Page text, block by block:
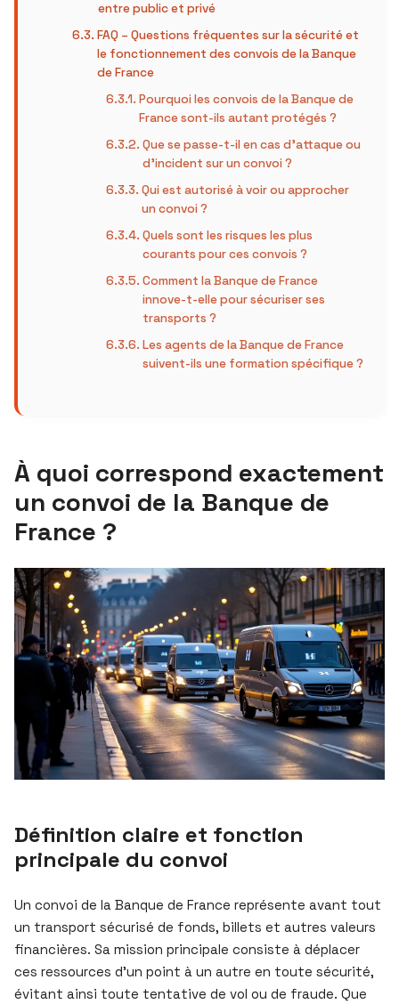
entre public et privé
FAQ – Questions fréquentes sur la sécurité et
le fonctionnement des convois de la Banque
de France
Pourquoi les convois de la Banque de
France sont-ils autant protégés ?
Que se passe-t-il en cas d’attaque ou
d’incident sur un convoi ?
Qui est autorisé à voir ou approcher
un convoi ?
Quels sont les risques les plus
courants pour ces convois ?
Comment la Banque de France
innove-t-elle pour sécuriser ses
transports ?
Les agents de la Banque de France
suivent-ils une formation spécifique ?
À quoi correspond exactement
un convoi de la Banque de
France ?
Définition claire et fonction
principale du convoi
Un convoi de la Banque de France représente avant tout
un transport sécurisé de fonds, billets et autres valeurs
financières. Sa mission principale consiste à déplacer
ces ressources d’un point à un autre en toute sécurité,
évitant ainsi toute tentative de vol ou de fraude. Que